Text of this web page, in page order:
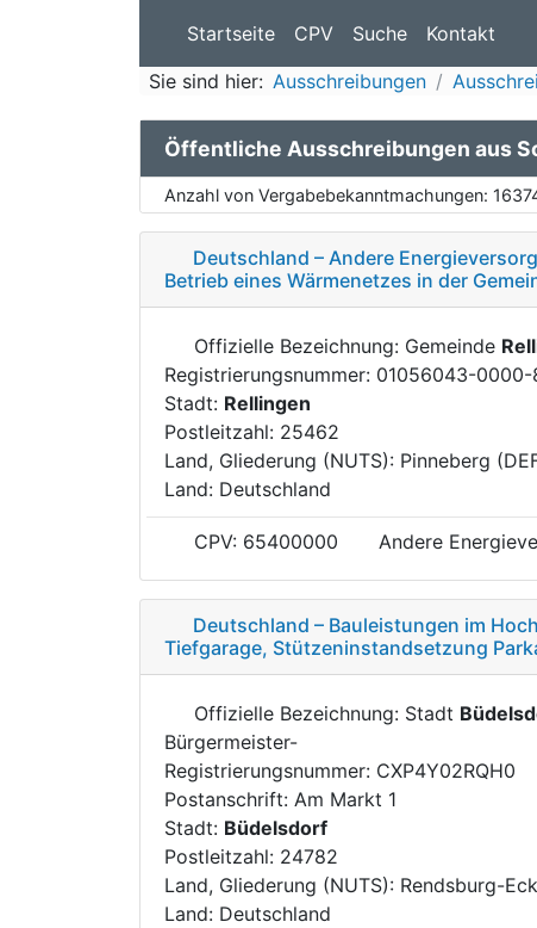
Startseite CPV Suche Kontakt
Sie sind hier: Ausschreibungen
Öffentliche Ausschreibungen aus
Anzahl von Vergabebekanntmachungen:
Deutschland – Andere
Betrieb eines Wärmenetzes in der
Offizielle Bezeichnung: Gemeinde
Registrierungsnummer: 01056043-0000-
Stadt: Rellingen
Postleitzahl: 25462
Land, Gliederung (NUTS): Pinneberg
Land: Deutschland
CPV: 65400000 Andere
Deutschland – Bauleistungen im
Tiefgarage, Stützeninstandsetzung
Offizielle Bezeichnung: Stadt
Bürgermeister-
Registrierungsnummer: CXP4Y02RQH0
Postanschrift: Am Markt 1
Stadt: Büdelsdorf
Postleitzahl: 24782
Land, Gliederung (NUTS): Rendsburg-
Land: Deutschland